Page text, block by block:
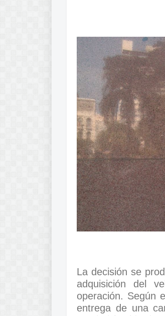
La decisión se
adquisición del
operación. Según
entrega de una